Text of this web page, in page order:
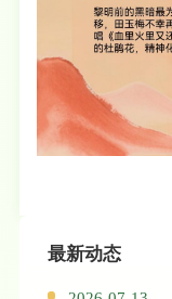
最新动态